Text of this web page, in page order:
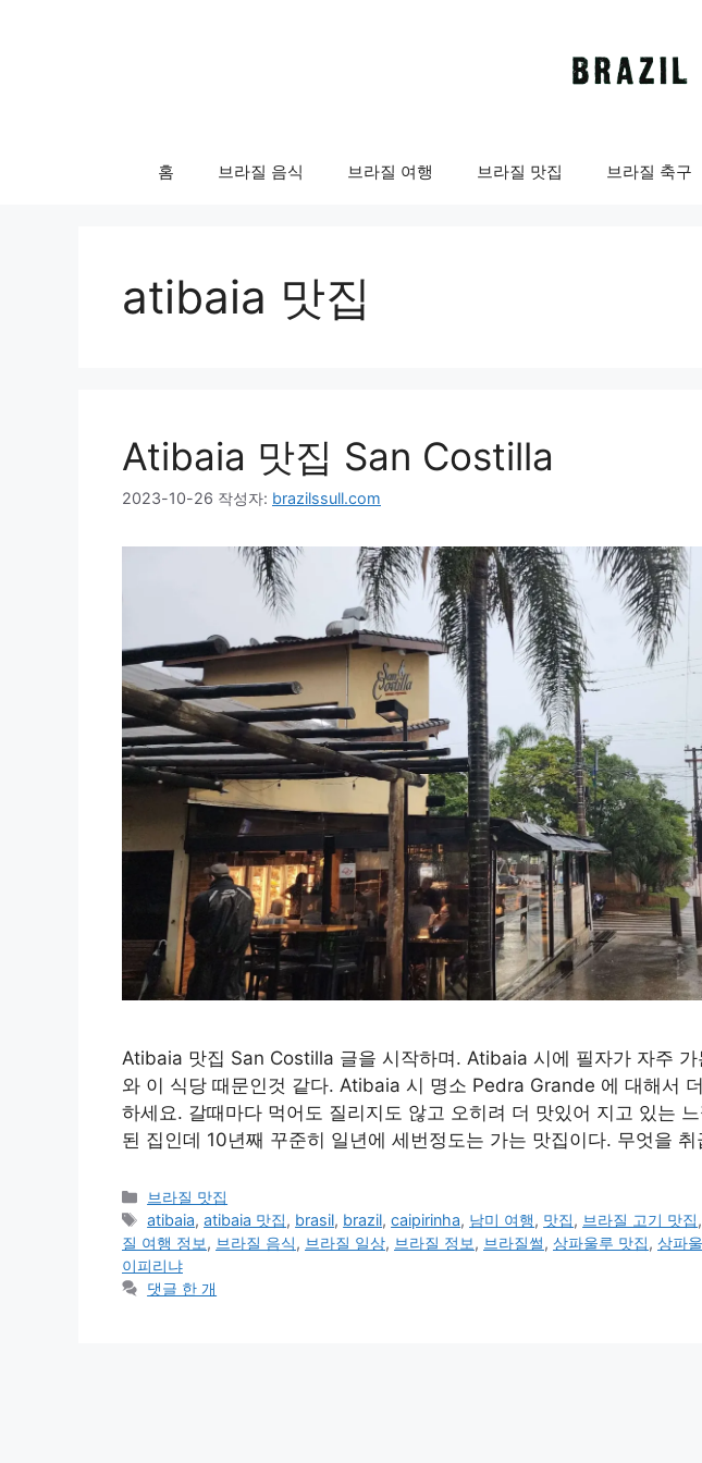
홈 브라질 음식 브라질 여행 브라질 맛집 브라질 축구
atibaia 맛집
Atibaia 맛집 San Costilla
2023-10-26 작성자: brazilssull.com
Atibaia 맛집 San Costilla 글을 시작하며. Atibaia 시에 필자가 자주
와 이 식당 때문인것 같다. Atibaia 시 명소 Pedra Grande 에 대해서
하세요. 갈때마다 먹어도 질리지도 않고 오히려 더 맛있어 지고 있는
된 집인데 10년째 꾸준히 일년에 세번정도는 가는 맛집이다. 무엇을
카
테
고
리
브라질 맛집
태
그
atibaia,atibaia 맛집, brasil, brazil,caipirinha, 남미 여행, 맛집, 브라질 고기 맛집,
질 여행 정보, 브라질 음식, 브라질 일상, 브라질 정보, 브라질썰, 상파울루 맛집, 상파
이피리냐
댓글 한 개